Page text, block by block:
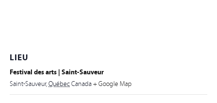
LIEU
Festival des arts | Saint-Sauveur
Saint-Sauveur,QuébecCanada+ Google Map